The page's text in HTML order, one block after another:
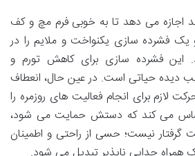
اجازه می دهد تا به خوبی فرم مچ و کف
فشرده سازی یکنواخت و ملایم را در
این فشرده سازی برای کاهش تورم و
دیده حیاتی است. در عین حال، انعطاف
لازم برای انجام فعالیت های روزمره را
می کند که دستش حمایت می شود،
گرفتار نیست؛ حسی از راحتی و اطمینان